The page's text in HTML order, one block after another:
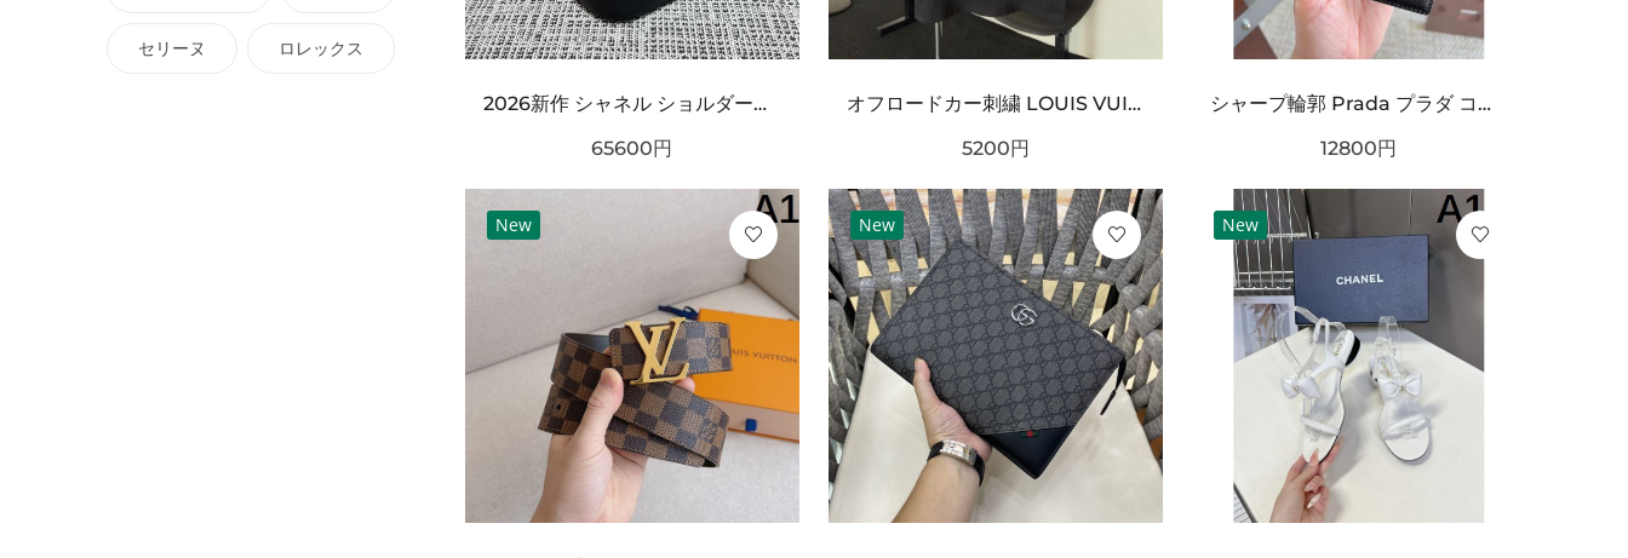
2026新作 シャネル ショルダーバッグクロスボディバッグ 最新商品即完売必至｜CHANEL人気作
65600円
オフロードカー刺繍 LOUIS VUITTON ルイヴィトン コピー Tシャツ ブラックカラー フロントグラフィック 半袖デザイン ストリート感ある仕上がり
5200円
シャープ輪郭 Prada プラダ コピー ベルト ブラックレザー 細かなエンボス加工 サークルメタルバックル ロゴ刻印 都会的スタイル
12800円
New New New
セリーヌ ロレックス